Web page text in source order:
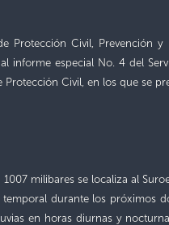
Protección Civil, Prevención
al informe especial No. 4 del
Civil, en los que se
1007 milibares se localiza al
durante los próximos
en horas diurnas y